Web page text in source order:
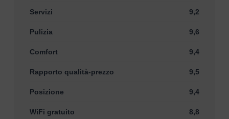
Servizi 9,2
Pulizia 9,6
Comfort 9,4
Rapporto qualità-prezzo 9,5
Posizione 9,4
WiFi gratuito 8,8